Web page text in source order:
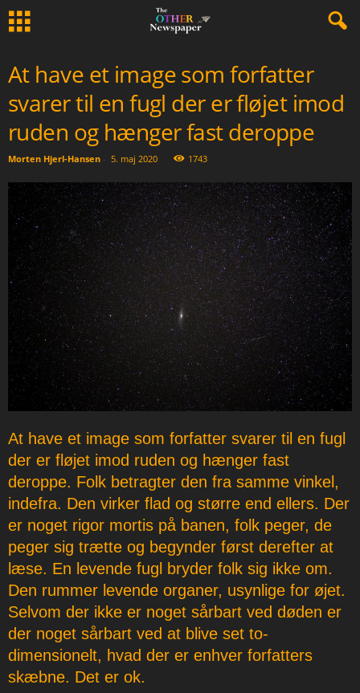
At have et image som forfatter
svarer til en fugl der er fløjet imod
ruden og hænger fast deroppe
Morten Hjerl-Hansen - 5. maj 2020 1743
At have et image som forfatter svarer til en fugl
der er fløjet imod ruden og hænger fast
deroppe. Folk betragter den fra samme vinkel,
indefra. Den virker flad og større end ellers. Der
er noget rigor mortis på banen, folk peger, de
peger sig trætte og begynder først derefter at
læse. En levende fugl bryder folk sig ikke om.
Den rummer levende organer, usynlige for øjet.
Selvom der ikke er noget sårbart ved døden er
der noget sårbart ved at blive set to-
dimensionelt, hvad der er enhver forfatters
skæbne. Det er ok.